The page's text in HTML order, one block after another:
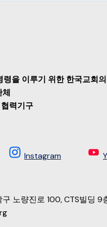
을 이루기 위한 한국교회
체
력기구
Instagram
노량진로 100, CTS빌딩 9